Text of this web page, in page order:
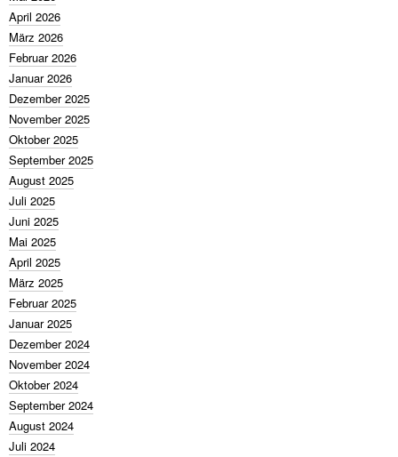
April 2026
März 2026
Februar 2026
Januar 2026
Dezember 2025
November 2025
Oktober 2025
September 2025
August 2025
Juli 2025
Juni 2025
Mai 2025
April 2025
März 2025
Februar 2025
Januar 2025
Dezember 2024
November 2024
Oktober 2024
September 2024
August 2024
Juli 2024